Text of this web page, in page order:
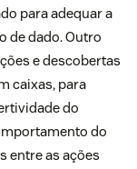
para adequar a
de dado. Outro
e descobertas
caixas, para
do
do
entre as ações